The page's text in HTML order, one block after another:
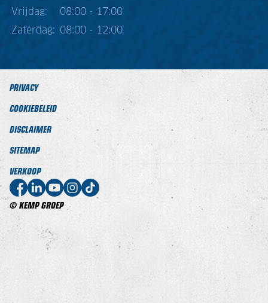
Vrijdag:
08:00 - 17:00
Zaterdag:
08:00 - 12:00
© KEMP GROEP
PRIVACY
COOKIEBELEID
DISCLAIMER
SITEMAP
VERKOOP